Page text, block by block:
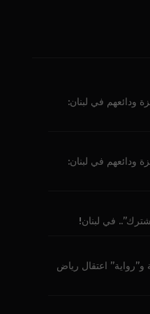
ودائعهم في لبنان:
ودائعهم في لبنان:
في لبنان!
و”رواية” اعتقال رياض